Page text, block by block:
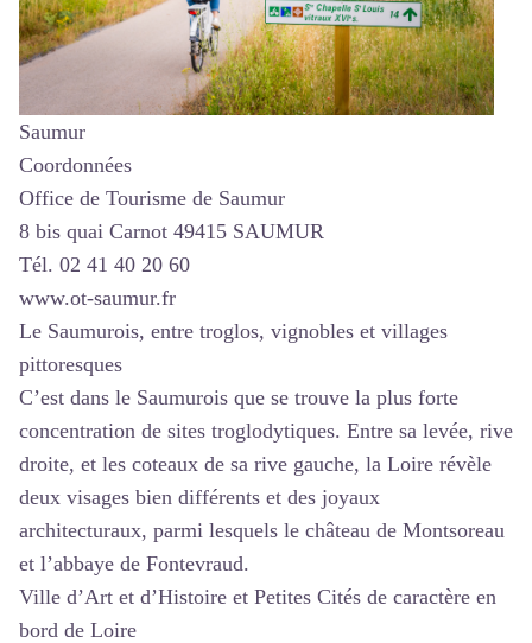
Saumur
Coordonnées
Office de Tourisme de Saumur
8 bis quai Carnot 49415 SAUMUR
Tél. 02 41 40 20 60
www.ot-saumur.fr
Le Saumurois, entre troglos, vignobles et villages
pittoresques
C’est dans le Saumurois que se trouve la plus forte
concentration de sites troglodytiques. Entre sa levée, rive
droite, et les coteaux de sa rive gauche, la Loire révèle
deux visages bien différents et des joyaux
architecturaux, parmi lesquels le château de Montsoreau
et l’abbaye de Fontevraud.
Ville d’Art et d’Histoire et Petites Cités de caractère en
bord de Loire